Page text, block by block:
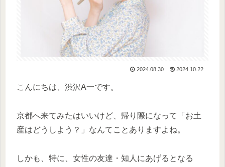
2024.08.30 2024.10.22
こんにちは、渋沢A一です。
京都へ来てみたはいいけど、帰り際になって「お土
産はどうしよう？」なんてことありますよね。
しかも、特に、女性の友達・知人にあげるとなる